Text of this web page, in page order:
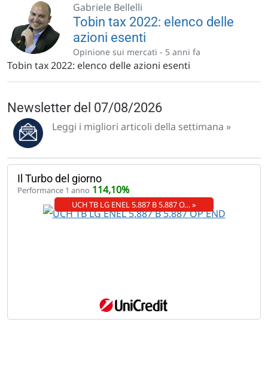
Gabriele Bellelli
Tobin tax 2022: elenco delle
azioni esenti
Opinione sui mercati - 5 anni fa
Tobin tax 2022: elenco delle azioni esenti
Newsletter del 07/08/2026
Leggi i migliori articoli della settimana »
Il Turbo del giorno
Performance 1 anno 114,10%
UCH TB LG ENEL 5.887 B 5.887 O… »